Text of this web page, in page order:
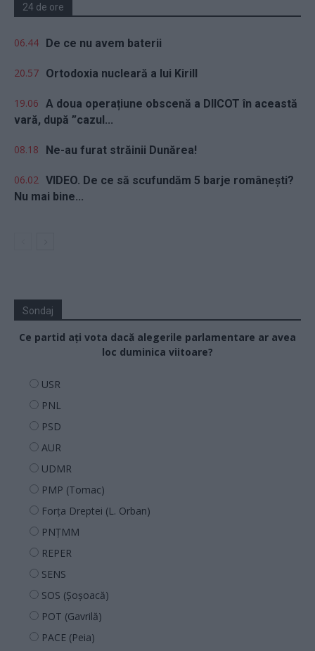
24 de ore
06.44 De ce nu avem baterii
20.57 Ortodoxia nucleară a lui Kirill
19.06 A doua operațiune obscenă a DIICOT în această
vară, după ”cazul...
08.18 Ne-au furat străinii Dunărea!
06.02 VIDEO. De ce să scufundăm 5 barje românești?
Nu mai bine...
Sondaj
Ce partid ați vota dacă alegerile parlamentare ar avea
loc duminica viitoare?
USR
PNL
PSD
AUR
UDMR
PMP (Tomac)
Forța Dreptei (L. Orban)
PNȚMM
REPER
SENS
SOS (Șoșoacă)
POT (Gavrilă)
PACE (Peia)